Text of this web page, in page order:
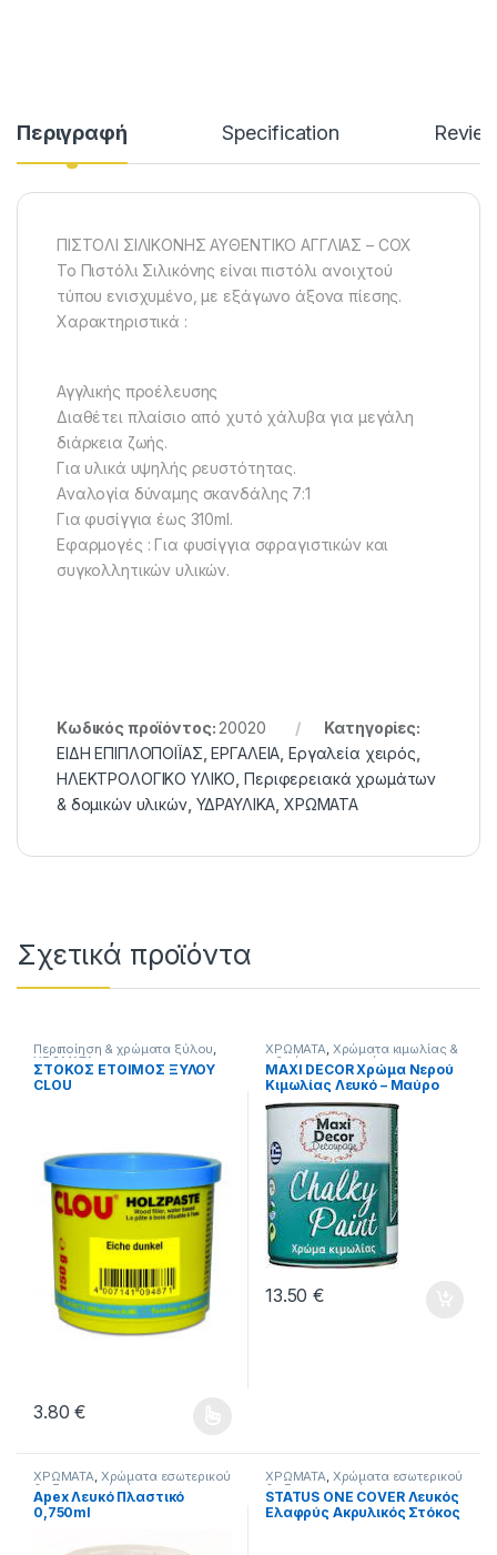
Περιγραφή Specification
ΠΙΣΤΟΛΙ ΣΙΛΙΚΟΝΗΣ ΑΥΘΕΝΤΙΚΟ ΑΓΓΛΙΑΣ – COX
Το Πιστόλι Σιλικόνης είναι πιστόλι ανοιχτού
τύπου ενισχυμένο, με εξάγωνο άξονα πίεσης.
Χαρακτηριστικά :
Αγγλικής προέλευσης
Διαθέτει πλαίσιο από χυτό χάλυβα για μεγάλη
διάρκεια ζωής.
Για υλικά υψηλής ρευστότητας.
Aναλογία δύναμης σκανδάλης 7:1
Για φυσίγγια έως 310ml.
Εφαρμογές : Για φυσίγγια σφραγιστικών και
συγκολλητικών υλικών.
Κωδικός προϊόντος:20020
Κατηγορίες:
ΕΙΔΗ ΕΠΙΠΛΟΠΟΙΪΑΣ, ΕΡΓΑΛΕΙΑ, Εργαλεία χειρός,
ΗΛΕΚΤΡΟΛΟΓΙΚΟ ΥΛΙΚΟ, Περιφερειακά χρωμάτων
& δομικών υλικών, ΥΔΡΑΥΛΙΚΑ, ΧΡΩΜΑΤΑ
Σχετικά προϊόντα
Περιποίηση & χρώματα ξύλου,
ΧΡΩΜΑΤΑ
ΣΤΟΚΟΣ ΕΤΟΙΜΟΣ ΞΥΛΟΥ
CLOU
3.80€
ΧΡΩΜΑΤΑ, Χρώματα κιμωλίας &
ειδικών εφαρμογών
MAXI DÉCOR Χρώμα Νερού
Κιμωλίας Λευκό – Μαύρο
0,750ml
13.50€
ΧΡΩΜΑΤΑ, Χρώματα εσωτερικού
& εξωτερικού χώρου
Apex Λευκό Πλαστικό
0,750ml
ΧΡΩΜΑΤΑ, Χρώματα εσωτερικού
& εξωτερικού χώρου
STATUS ONE COVER Λευκός
Ελαφρύς Ακρυλικός Στόκος